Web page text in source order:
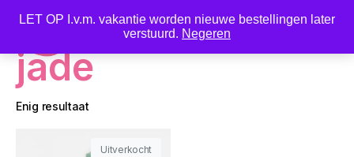
LET OP I.v.m. vakantie worden nieuwe bestellingen later
verstuurd. Negeren
jade
Enig resultaat
Uitverkocht